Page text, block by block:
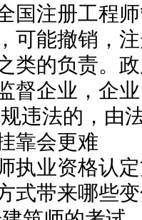
国注册工程
可能撤销，
类的负责。
督企业，企
违法的，由
会更难
业资格认定
式带来哪些